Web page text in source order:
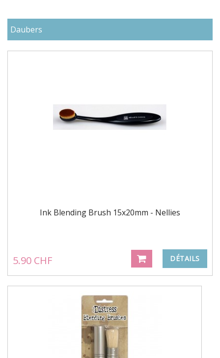
Daubers
Ink Blending Brush 15x20mm - Nellies
5.90 CHF DÉTAILS